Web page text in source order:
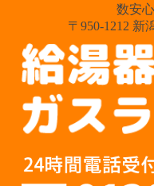
数安
〒950-1212 新